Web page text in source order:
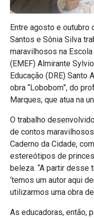
Entre agosto e outubro
Santos e Sônia Silva
maravilhosos na
(EMEF) Almirante
Educação (DRE) Santo
obra “Lobobom”, do
Marques, que atua na
O trabalho
de contos
Caderno da Cidade,
estereótipos de
beleza. “A partir desse
‘temos um autor aqui
utilizarmos uma obra
As educadoras, então,